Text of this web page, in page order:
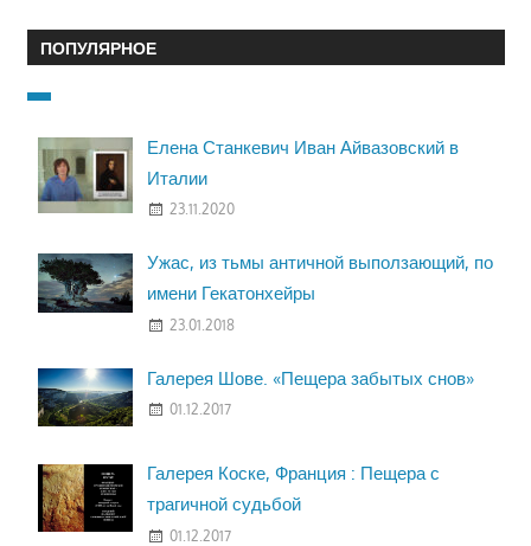
ПОПУЛЯРНОЕ
Елена Станкевич Иван Айвазовский в
Италии
23.11.2020
Ужас, из тьмы античной выползающий, по
имени Гекатонхейры
23.01.2018
Галерея Шове. «Пещера забытых снов»
01.12.2017
Галерея Коске, Франция : Пещера с
трагичной судьбой
01.12.2017